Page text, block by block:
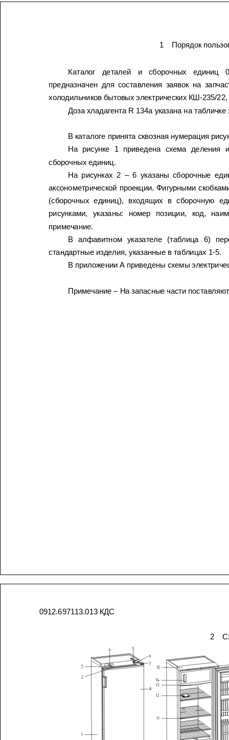
1 Порядок
Каталог деталей и сборочных
единиц
предназначен
для составления заявок
на
холодильников
бытовых электрических КШ -235/22,
Доза хладагента R 134а указана на табличке
В каталоге принята сквозная
нумерация
На
рисунке 1 приведена схема
деления
сборочных
единиц.
На
рисунках 2 – 6 указаны
сборочные
аксонометрической
проекции. Фигурными
(
сборочных единиц ), входящих в
сборочную
рисунками, указаны: номер позиции, код,
примечание.
В
алфавитном указателе ( таблица
6)
стандартные
изделия, указанные в таблицах
1-5.
В
приложении А приведены схемы
Примечание – На запасные части
0912.697113.013 КДС
2